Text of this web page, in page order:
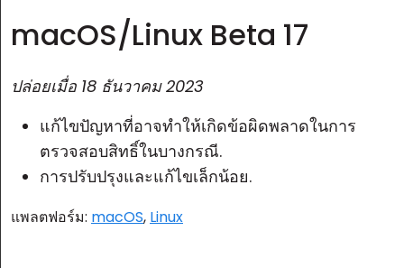
macOS/Linux Beta 17
ปล่อยเมื่อ 18 ธันวาคม 2023
แก้ไขปัญหาที่อาจทำให้เกิดข้อผิดพลาดในการ
ตรวจสอบสิทธิ์ในบางกรณี.
การปรับปรุงและแก้ไขเล็กน้อย.
แพลตฟอร์ม: macOS, Linux